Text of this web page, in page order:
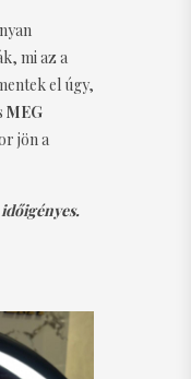
mi az a
el úgy,
MEG
jön a